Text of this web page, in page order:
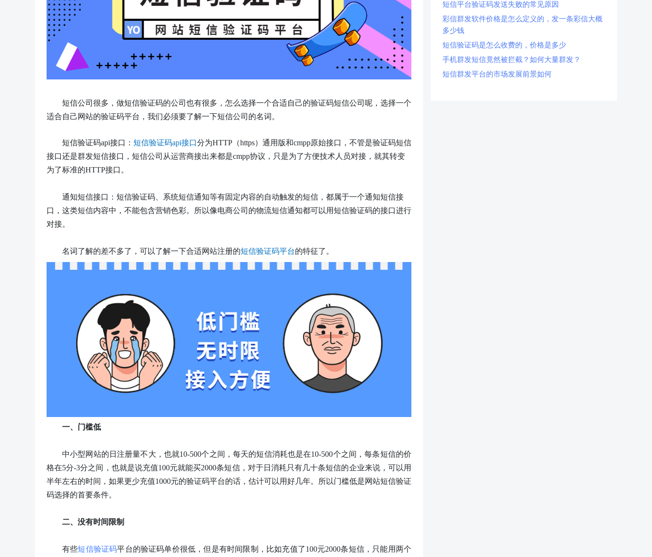
短信公司很多，做短信验证码的公司也有很多，怎么选择一个合适自己的验证码短信公司呢，选择一个
适合自己网站的验证码平台，我们必须要了解一下短信公司的名词。
短信验证码api接口： 短信验证码api接口分为HTTP（https）通用版和cmpp原始接口，不管是验证码短信
接口还是群发短信接口，短信公司从运营商接出来都是cmpp协议，只是为了方便技术人员对接，就其转变
为了标准的HTTP接口。
通知短信接口：短信验证码、系统短信通知等有固定内容的自动触发的短信，都属于一个通知短信接
口，这类短信内容中，不能包含营销色彩。所以像电商公司的物流短信通知都可以用短信验证码的接口进行
对接。
名词了解的差不多了，可以了解一下合适网站注册的短信验证码平台的特征了。
一、 门槛低
中小型网站的日注册量不大，也就10-500个之间，每天的短信消耗也是在10-500个之间，每条短信的价
格在5分-3分之间，也就是说充值100元就能买2000条短信，对于日消耗只有几十条短信的企业来说，可以用
半年左右的时间，如果更少充值1000元的验证码平台的话，估计可以用好几年。所以门槛低是网站短信验证
码选择的首要条件。
二、 没有时间限制
有些短信验证码平台的验证码单价很低，但是有时间限制，比如充值了100元2000条短信，只能用两个
短信平台验证码发送失败的常见原因
彩信群发软件价格是怎么定义的，发一条彩信大概
多少钱
短信验证码是怎么收费的，价格是多少
手机群发短信竟然被拦截？如何大量群发？
短信群发平台的市场发展前景如何